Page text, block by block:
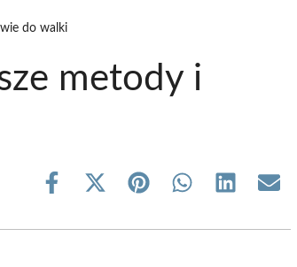
do walki
metody i
Share
Share
(Twitter)
Share Share Share Share